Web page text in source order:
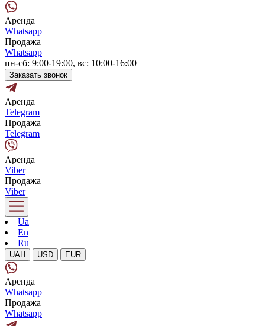
Аренда
Whatsapp
Продажа
Whatsapp
пн-сб: 9:00-19:00, вс: 10:00-16:00
Заказать звонок
Аренда
Telegram
Продажа
Telegram
Аренда
Viber
Продажа
Viber
Ua
En
Ru
UAH USD EUR
Аренда
Whatsapp
Продажа
Whatsapp